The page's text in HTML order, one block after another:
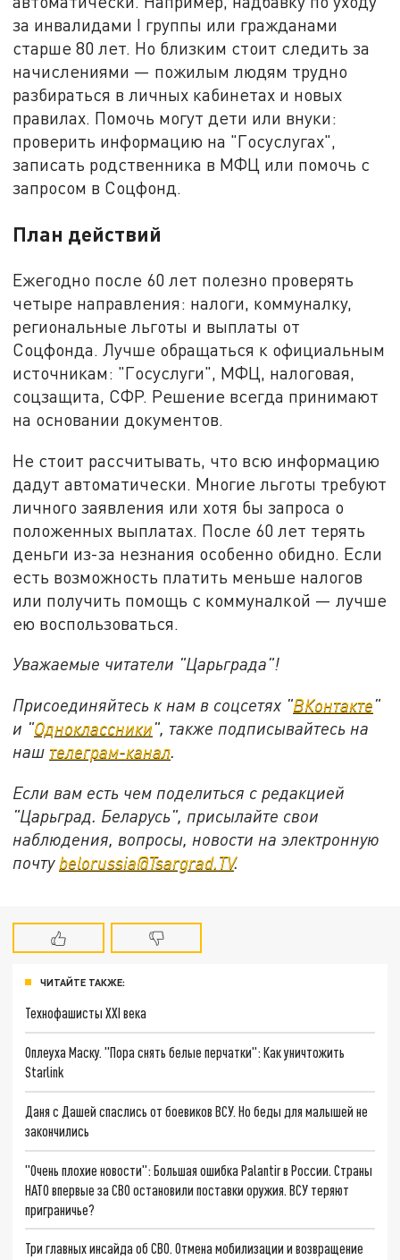
за инвалидами I группы или гражданами
старше 80 лет. Но близким стоит следить за
начислениями — пожилым людям трудно
разбираться в личных кабинетах и новых
правилах. Помочь могут дети или внуки:
проверить информацию на "Госуслугах",
записать родственника в МФЦ или помочь с
запросом в Соцфонд.
План действий
Ежегодно после 60 лет полезно проверять
четыре направления: налоги, коммуналку,
региональные льготы и выплаты от
Соцфонда. Лучше обращаться к официальным
источникам: "Госуслуги", МФЦ, налоговая,
соцзащита, СФР. Решение всегда принимают
на основании документов.
Не стоит рассчитывать, что всю информацию
дадут автоматически. Многие льготы требуют
личного заявления или хотя бы запроса о
положенных выплатах. После 60 лет терять
деньги из-за незнания особенно обидно. Если
есть возможность платить меньше налогов
или получить помощь с коммуналкой — лучше
ею воспользоваться.
Уважаемые читатели "Царьграда"!
Присоединяйтесь к нам в соцсетях "ВКонтакте"
и "Одноклассники", также подписывайтесь на
наш телеграм-канал.
Если вам есть чем поделиться с редакцией
"Царьград. Беларусь", присылайте свои
наблюдения, вопросы, новости на электронную
почту belorussia@Tsargrad.TV.
ЧИТАЙТЕ ТАКЖЕ:
Технофашисты XXI века
Оплеуха Маску. "Пора снять белые перчатки": Как уничтожить
Starlink
Даня с Дашей спаслись от боевиков ВСУ. Но беды для малышей не
закончились
"Очень плохие новости": Большая ошибка Palantir в России. Страны
НАТО впервые за СВО остановили поставки оружия. ВСУ теряют
приграничье?
Три главных инсайда об СВО. Отмена мобилизации и возвращение